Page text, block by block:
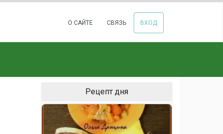
О САЙТЕ СВЯЗЬ ВХОД
Рецепт дня